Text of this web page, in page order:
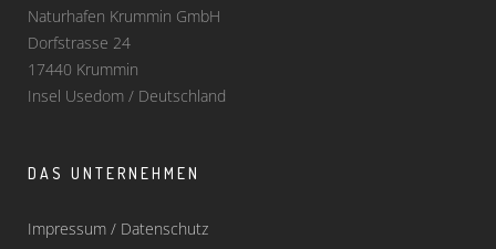
Naturhafen Krummin GmbH
Dorfstrasse 24
17440 Krummin
Insel Usedom / Deutschland
DAS UNTERNEHMEN
Impressum / Datenschutz